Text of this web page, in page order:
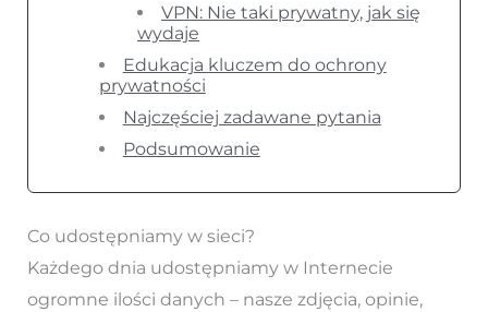
VPN: Nie taki prywatny, jak się
wydaje
Edukacja kluczem do ochrony
prywatności
Najczęściej zadawane pytania
Podsumowanie
Co udostępniamy w sieci?
Każdego dnia udostępniamy w Internecie
ogromne ilości danych – nasze zdjęcia, opinie,